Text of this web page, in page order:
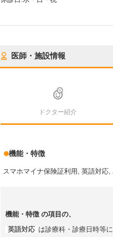
医師・施設情報
ドクター紹介
機能・特徴
スマホマイナ保険証利用 英語対応
機能・特徴 の項目の、
英語対応 は診療科・診療日時等